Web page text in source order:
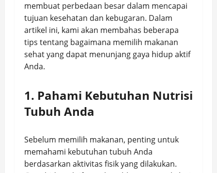
membuat perbedaan besar dalam mencapai
tujuan kesehatan dan kebugaran. Dalam
artikel ini, kami akan membahas beberapa
tips tentang bagaimana memilih makanan
sehat yang dapat menunjang gaya hidup aktif
Anda.
1. Pahami Kebutuhan Nutrisi
Tubuh Anda
Sebelum memilih makanan, penting untuk
memahami kebutuhan tubuh Anda
berdasarkan aktivitas fisik yang dilakukan.